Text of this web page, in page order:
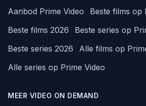
Aanbod Prime Video
Beste films op
Beste films 2026
Beste series op
Beste series 2026
Alle films op
Alle series op Prime Video
MEER VIDEO ON DEMAND